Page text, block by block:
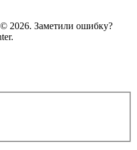
2026. Заметили ошибку?